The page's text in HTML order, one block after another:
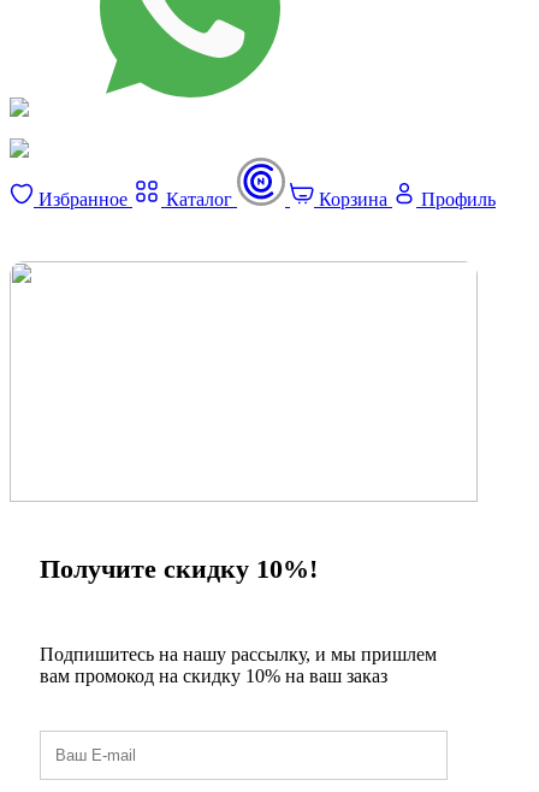
Избранное Каталог Корзина Профиль
Получите скидку 10%!
Подпишитесь на нашу рассылку, и мы пришлем
вам промокод на скидку 10% на ваш заказ